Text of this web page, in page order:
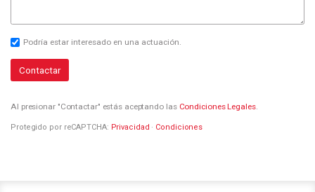
Podría estar interesado en una actuación.
Contactar
Al presionar "Contactar" estás aceptando las Condiciones Legales.
Protegido por reCAPTCHA: Privacidad · Condiciones